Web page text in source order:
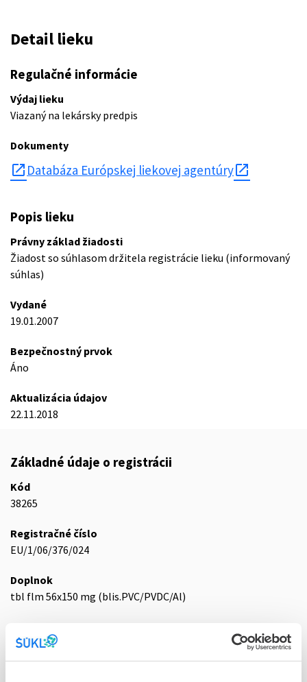
Detail lieku
Regulačné informácie
Výdaj lieku
Viazaný na lekársky predpis
Dokumenty
open_in_new Databáza Európskej liekovej agentúry
Popis lieku
Právny základ žiadosti
Žiadost so súhlasom držitela registrácie lieku (informovaný
súhlas)
Vydané
19.01.2007
Bezpečnostný prvok
Áno
Aktualizácia údajov
22.11.2018
Základné údaje o registrácii
Kód
38265
Registračné číslo
EU/1/06/376/024
Doplnok
tbl flm 56x150 mg (blis.PVC/PVDC/Al)
E - EU registrácia